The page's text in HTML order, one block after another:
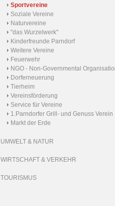
Sportvereine
Soziale Vereine
Naturvereine
"das Wurzelwerk"
Kinderfreunde Parndorf
Weitere Vereine
Feuerwehr
NGO - Non-Governmental
Dorferneuerung
Tierheim
Vereinsförderung
Service für Vereine
1.Parndorfer Grill- und Genuss Verein
Markt der Erde
UMWELT & NATUR
WIRTSCHAFT & VERKEHR
TOURISMUS